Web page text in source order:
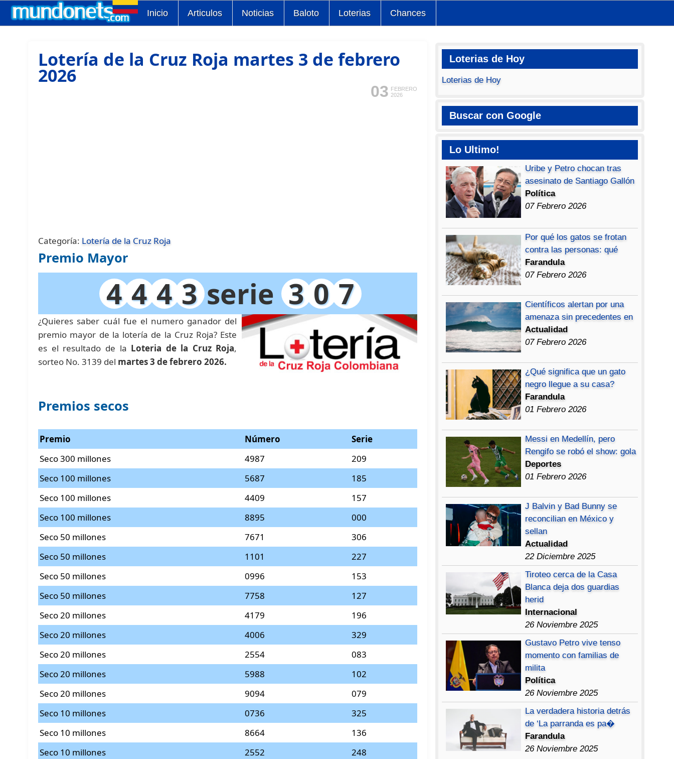
Inicio Articulos Noticias Baloto Loterias Chances
Lotería de la Cruz Roja martes 3 de febrero
2026
03 FEBRERO
2026
Categoría: Lotería de la Cruz Roja
Premio Mayor
4 4 4 3serie 3 0 7
¿Quieres saber cuál fue el numero ganador del
premio mayor de la lotería de la Cruz Roja? Este
es el resultado de la Loteria de la Cruz Roja,
sorteo No. 3139 del martes 3 de febrero 2026.
Premios secos
Premio Número
Serie
Seco 300 millones
4987
209
Seco 100 millones
5687
185
Seco 100 millones
4409
157
Seco 100 millones
8895
000
Seco 50 millones
7671
306
Seco 50 millones
1101
227
Seco 50 millones
0996
153
Seco 50 millones
7758
127
Seco 20 millones
4179
196
Seco 20 millones
4006
329
Seco 20 millones
2554
083
Seco 20 millones
5988
102
Seco 20 millones
9094
079
Seco 10 millones
0736
325
Seco 10 millones
8664
136
Seco 10 millones
2552
248
Loterias de Hoy
Loterias de Hoy
Buscar con Google
Lo Ultimo!
Uribe y Petro chocan tras
asesinato de Santiago Gallón
Política
07 Febrero 2026
Por qué los gatos se frotan
contra las personas: qué
Farandula
07 Febrero 2026
Científicos alertan por una
amenaza sin precedentes en
Actualidad
07 Febrero 2026
¿Qué significa que un gato
negro llegue a su casa?
Farandula
01 Febrero 2026
Messi en Medellín, pero
Rengifo se robó el show: gola
Deportes
01 Febrero 2026
J Balvin y Bad Bunny se
reconcilian en México y
sellan
Actualidad
22 Diciembre 2025
Tiroteo cerca de la Casa
Blanca deja dos guardias
herid
Internacional
26 Noviembre 2025
Gustavo Petro vive tenso
momento con familias de
milita
Política
26 Noviembre 2025
La verdadera historia detrás
de ‘La parranda es pa�
Farandula
26 Noviembre 2025